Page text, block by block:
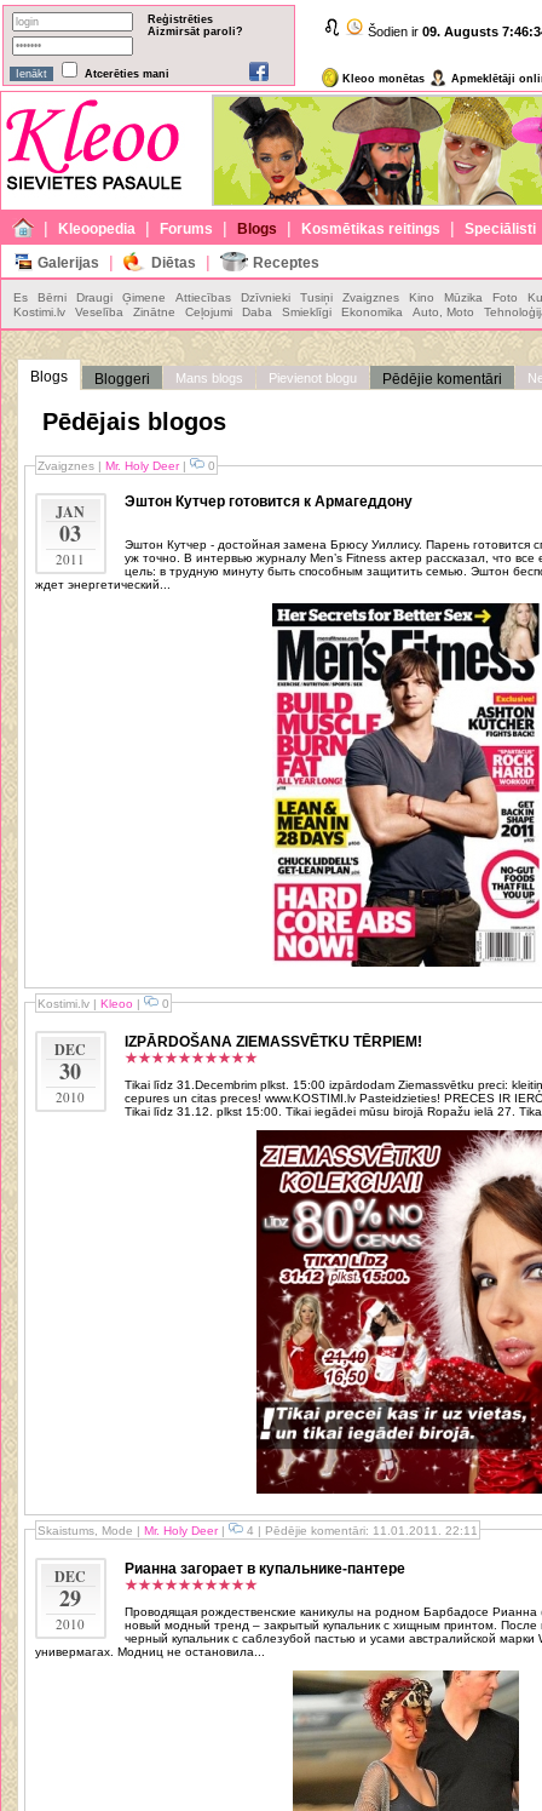
Reģistrēties
Aizmirsāt paroli?
Atcerēties mani
Šodien ir 09. Augusts
Kleoo monētas Apmeklētāji
| Kleoopedia | Forums | Blogs | Kosmētikas reitings | Speciālisti
Galerijas | Diētas | Receptes
Es Bērni Draugi Ģimene Attiecības Dzīvnieki Tusiņi Zvaigznes Kino Mūzika Foto
Kostimi.lv
Veselība Zinātne Ceļojumi Daba Smieklīgi Ekonomika Auto, Moto
Blogs Bloggeri Mans blogs Pievienot blogu Pēdējie komentāri
Pēdējais blogos
Zvaigznes| Mr. Holy Deer| 0
JAN
03
2011
Эштон Кутчер готовится к Армагеддону
Эштон Кутчер - достойная замена Брюсу Уиллису. Парень готовится
уж точно. В интервью журналу Men’s Fitness актер рассказал, что
цель: в трудную минуту быть способным защитить семью. Эштон беспокоится о том, что Америку в будущем
ждет энергетический...
Kostimi.lv| Kleoo | 0
DEC
30
2010
IZPĀRDOŠANA ZIEMASSVĒTKU TĒRPIEM!
Tikai līdz 31.Decembrim plkst. 15:00 izpārdodam Ziemassvētku preci:
cepures un citas preces! www.KOSTIMI.lv Pasteidzieties! PRECES IR IEROBEŽOTĀ DAUDZUMĀ! Akcijas noteikumi:
Tikai līdz 31.12. plkst 15:00. Tikai iegādei mūsu birojā Ropažu ielā 27.
Skaistums, Mode | Mr. Holy Deer| 4 | Pēdējie komentāri: 11.01.2011. 22:11
DEC
29
2010
Рианна загорает в купальнике-пантере
Проводящая рождественские каникулы на родном Барбадосе Рианна
новый модный тренд – закрытый купальник с хищным принтом. После появления фотографий в блогах
черный купальник с саблезубой пастью и усами австралийской
универмагах. Модниц не остановила...